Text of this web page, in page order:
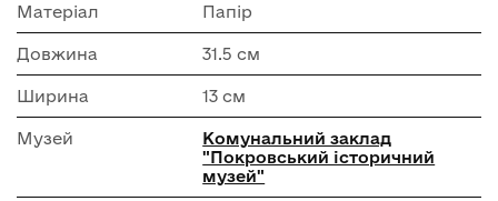
Матеріал Папір
Довжина 31.5 см
Ширина 13 см
Музей
Комунальний заклад
"Покровський історичний
музей"